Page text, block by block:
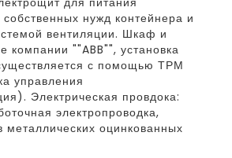
нужд контейнера и
вентиляции. Шкаф и
компании ""ABB"", установка
с помощью ТРМ
управления
Электрическая провдока:
электропроводка,
металлических оцинкованных